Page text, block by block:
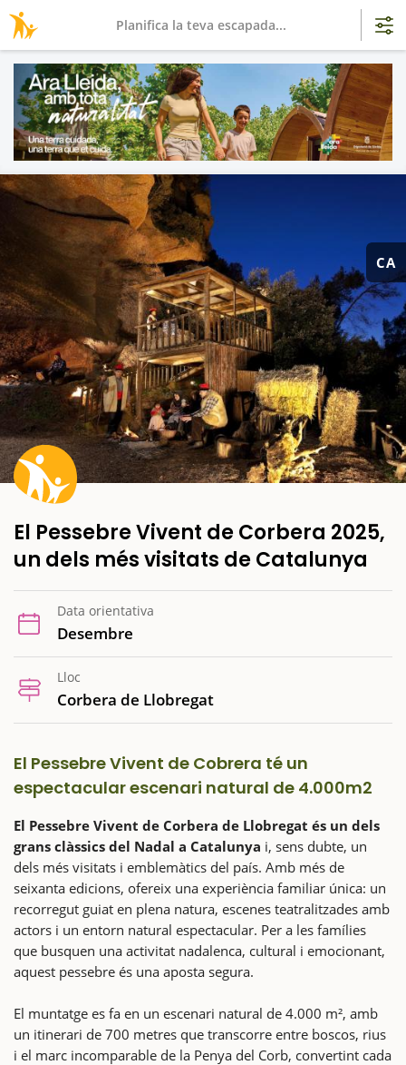
CA
El Pessebre Vivent de Corbera 2025,
un dels més visitats de Catalunya
Data orientativa
Desembre
Lloc
Corbera de Llobregat
El Pessebre Vivent de Cobrera té un
espectacular escenari natural de 4.000m2
El Pessebre Vivent de Corbera de Llobregat és un dels
grans clàssics del Nadal a Catalunya i, sens dubte, un
dels més visitats i emblemàtics del país. Amb més de
seixanta edicions, ofereix una experiència familiar única: un
recorregut guiat en plena natura, escenes teatralitzades amb
actors i un entorn natural espectacular. Per a les famílies
que busquen una activitat nadalenca, cultural i emocionant,
aquest pessebre és una aposta segura.
El muntatge es fa en un escenari natural de 4.000 m², amb
un itinerari de 700 metres que transcorre entre boscos, rius
i el marc incomparable de la Penya del Corb, convertint cada
Planifica la teva escapada...